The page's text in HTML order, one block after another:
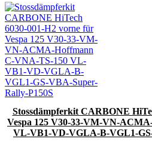
Stossdämpferkit CARBONE
Vespa 125 V30-33-VM-VN-
VL-VB1-VD-VGLA-B-VGL1-